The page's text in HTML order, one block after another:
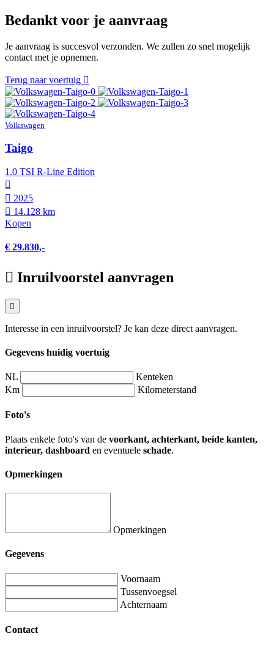
Bedankt voor je aanvraag
Je aanvraag is succesvol verzonden. We zullen zo snel mogelijk
contact met je opnemen.
Terug naar voertuig
Volkswagen
Taigo
1.0 TSI R-Line Edition
2025
14.128 km
Kopen
€ 29.830,-
Inruilvoorstel aanvragen
Interesse in een inruilvoorstel? Je kan deze direct aanvragen.
Gegevens huidig voertuig
NL
Kenteken
Km
Kilometerstand
Foto's
Plaats enkele foto's van de voorkant, achterkant, beide kanten,
interieur, dashboard en eventuele schade.
Opmerkingen
Opmerkingen
Gegevens
Voornaam
Tussenvoegsel
Achternaam
Contact